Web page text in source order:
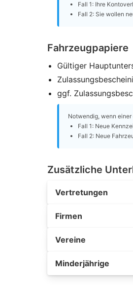
Fall 1: Ihre
Fall 2: Sie wollen
Fahrzeugpapiere
Gültiger
ggf.
Notwendig, wenn
Fall 1: Neue
Fall 2: Neue
Zusätzliche
Vertretungen
Firmen
Vereine
Minderjährige